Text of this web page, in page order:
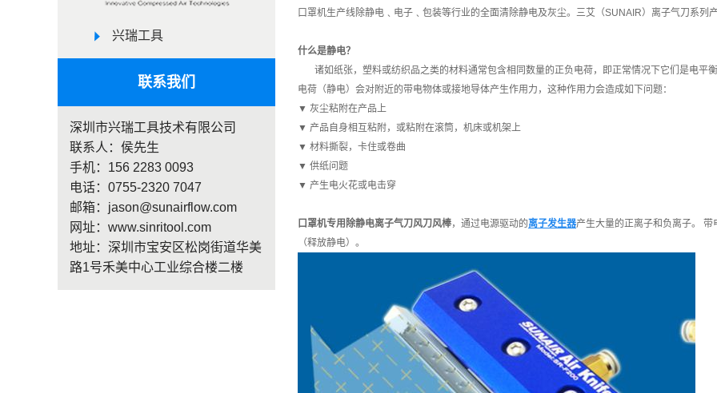
兴瑞工具
联系我们
深圳市兴瑞工具技术有限公司
联系人：侯先生
手机：156 2283 0093
电话：0755-2320 7047
邮箱：jason@sunairflow.com
网址：www.sinritool.com
地址：深圳市宝安区松岗街道华美
路1号禾美中心工业综合楼二楼
口罩机生产线除静电﹑电子﹑包装等行业的全面清除静电及灰尘。三艾（SUNAIR）离子气刀系
什么是静电？
诸如纸张，塑料或纺织品之类的材料通常包含相同数量的正负电荷，即正常情况下它们是电平
电荷（静电）会对附近的带电物体或接地导体产生作用力，这种作用力会造成如下问题：
▼ 灰尘粘附在产品上
▼ 产品自身相互粘附，或粘附在滚筒，机床或机架上
▼ 材料撕裂，卡住或卷曲
▼ 供纸问题
▼ 产生电火花或电击穿
口罩机专用除静电离子气刀风刀风棒，通过电源驱动的离子发生器产生大量的正离子和负离子。
（释放静电）。